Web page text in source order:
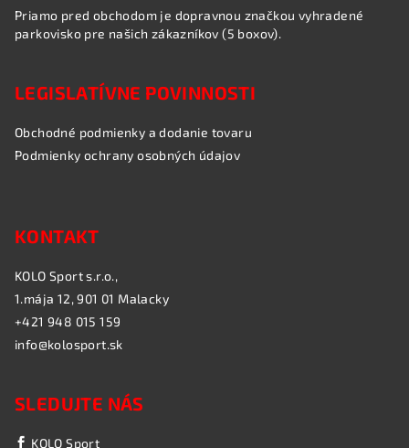
Priamo pred obchodom je dopravnou značkou vyhradené
parkovisko pre našich zákazníkov (5 boxov).
LEGISLATÍVNE POVINNOSTI
Obchodné podmienky a dodanie tovaru
Podmienky ochrany osobných údajov
KONTAKT
KOLO Sport s.r.o.,
1.mája 12, 901 01 Malacky
+421 948 015 159
info@kolosport.sk
SLEDUJTE NÁS
KOLO Sport